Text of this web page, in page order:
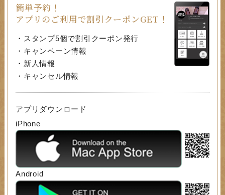
簡単予約！
アプリのご利用で割引クーポンGET！
・スタンプ5個で割引クーポン発行
・キャンペーン情報
・新人情報
・キャンセル情報
アプリダウンロード
iPhone
Android